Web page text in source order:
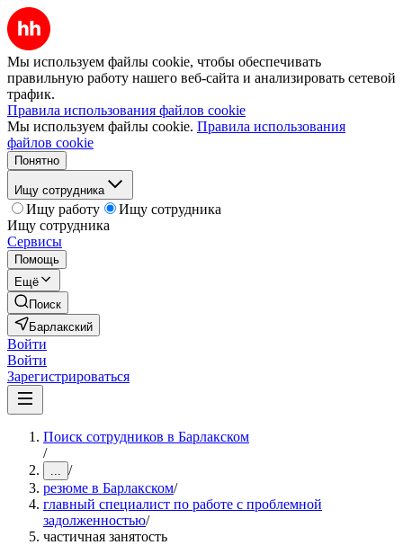
Мы используем файлы cookie, чтобы обеспечивать
правильную работу нашего веб-сайта и анализировать сетевой
трафик.
Правила использования файлов cookie
Мы используем файлы cookie. Правила использования
файлов cookie
Понятно
Ищу сотрудника
Ищу работу
Ищу сотрудника
Ищу сотрудника
Сервисы
Помощь
Ещё
Поиск
Барлакский
Войти
Войти
Зарегистрироваться
Поиск сотрудников в Барлакском
/
... /
резюме в Барлакском/
главный специалист по работе с проблемной
задолженностью/
частичная занятость